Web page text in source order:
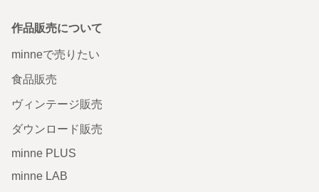
作品販売について
minneで売りたい
食品販売
ヴィンテージ販売
ダウンロード販売
minne PLUS
minne LAB